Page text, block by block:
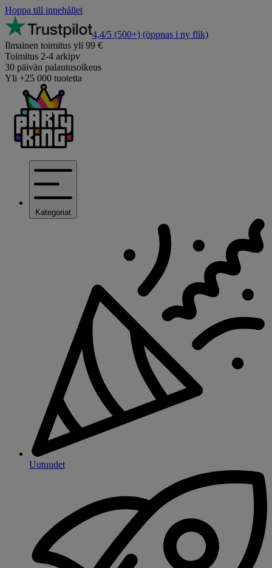
Hoppa till innehållet
4,4/5 (500+) (öppnas i ny flik)
Ilmainen toimitus yli 99 €
Toimitus 2-4 arkipv
30 päivän palautusoikeus
Yli +25 000 tuotetta
Kategoriat
Uutuudet